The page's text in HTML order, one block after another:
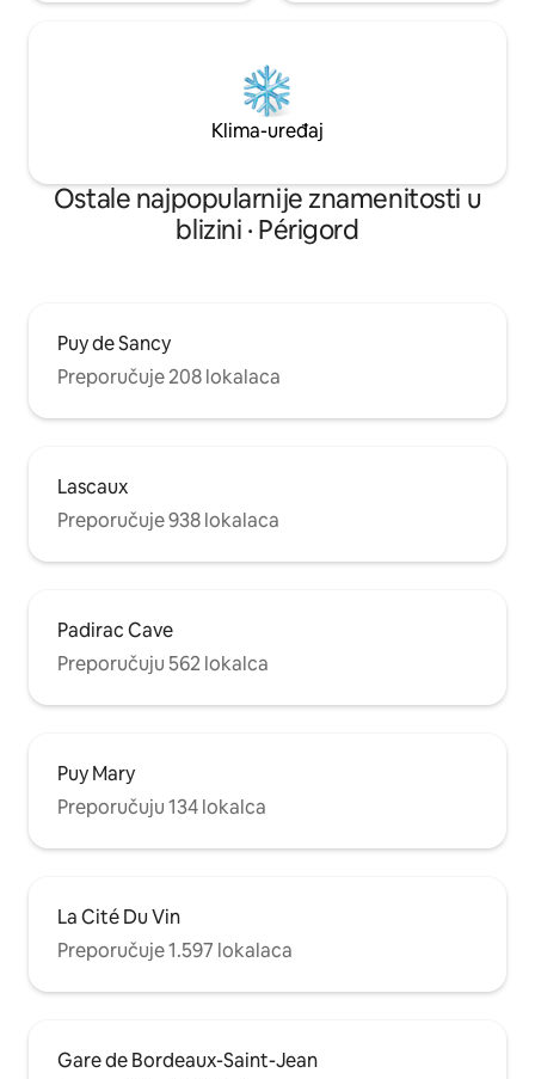
Klima-uređaj
Ostale najpopularnije znamenitosti u
blizini · Périgord
Puy de Sancy
Preporučuje 208 lokalaca
Lascaux
Preporučuje 938 lokalaca
Padirac Cave
Preporučuju 562 lokalca
Puy Mary
Preporučuju 134 lokalca
La Cité Du Vin
Preporučuje 1.597 lokalaca
Gare de Bordeaux-Saint-Jean